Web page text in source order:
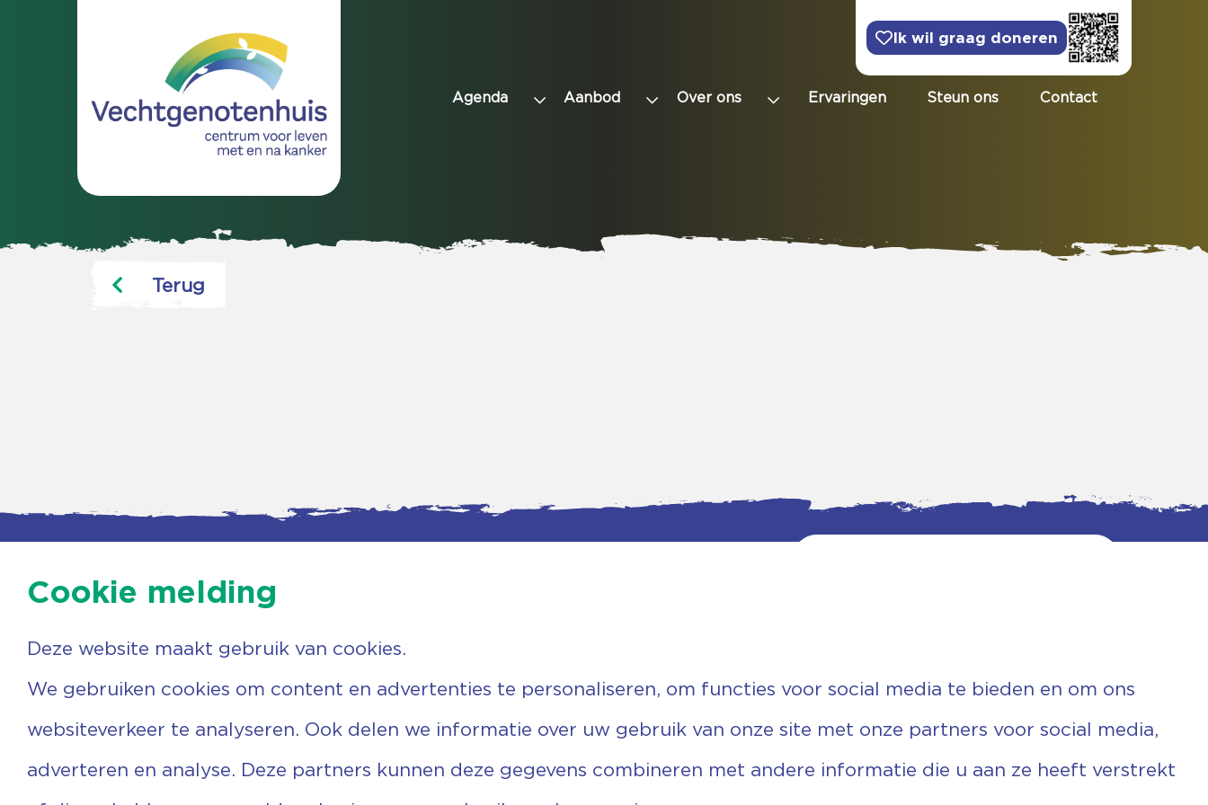
Ik wil graag doneren
Agenda Aanbod Over ons Ervaringen Steun ons Contact
Terug
Agenda
Nieuwsbrief
Vrijwilligers
Steun ons
Contactgegevens
7731 PA Ommen
0529 455 767
info@vechtgenoten.nl
Fiscaal: 819280288
Rek.nr: NL85RABO0127579230
Cookie melding
Deze website maakt gebruik van cookies.
We gebruiken cookies om content en advertenties te personaliseren, om functies voor social media te bieden en om ons
websiteverkeer te analyseren. Ook delen we informatie over uw gebruik van onze site met onze partners voor social media,
adverteren en analyse. Deze partners kunnen deze gegevens combineren met andere informatie die u aan ze heeft verstrekt